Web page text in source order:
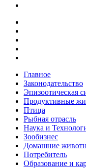
Главное
Законодательство
Эпизоотическая
Продуктивные
Птица
Рыбная отрасль
Наука и
Зообизнес
Домашние
Потребитель
Образование и